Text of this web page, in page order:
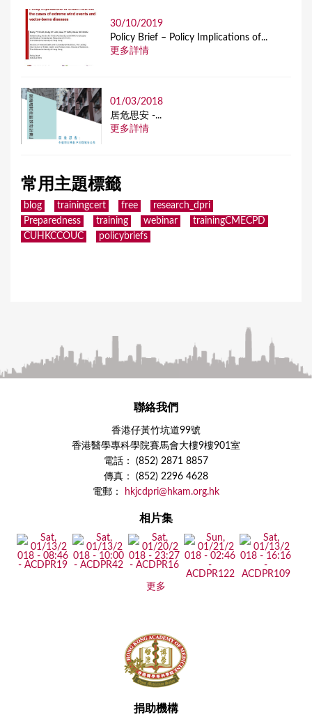
30/10/2019
Policy Brief – Policy Implications of...
更多詳情
01/03/2018
居危思安 -...
更多詳情
常用主題標籤
blog trainingcert free
research_dpri
Preparedness
training webinar
trainingCMECPD
CUHKCCOUC
policybriefs
聯絡我們
香港仔黃竹坑道99號
香港醫學專科學院賽馬會大樓9樓901室
電話： (852) 2871 8857
傳真： (852) 2296 4628
電郵：
hkjcdpri@hkam.org.hk
相片集
更多
捐助機構